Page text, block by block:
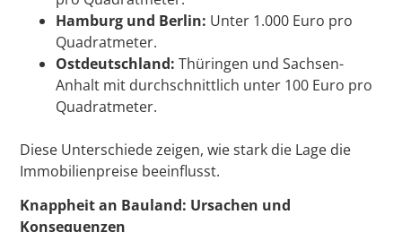
Hamburg und Berlin: Unter 1.000 Euro pro
Quadratmeter.
Ostdeutschland: Thüringen und Sachsen-
Anhalt mit durchschnittlich unter 100 Euro pro
Quadratmeter.
Diese Unterschiede zeigen, wie stark die Lage die
Immobilienpreise beeinflusst.
Knappheit an Bauland: Ursachen und
Konsequenzen